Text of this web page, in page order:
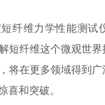
维力学性能测试
短纤维这个微观世
将在更多领域得到
喜和突破。